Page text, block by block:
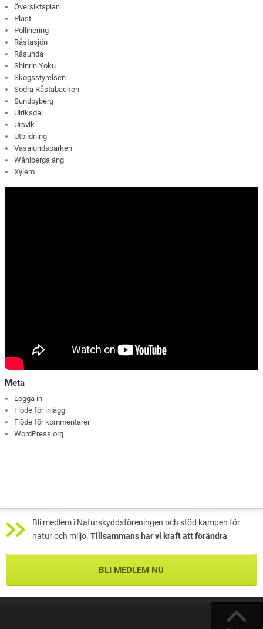
Översiktsplan
Plast
Pollinering
Råstasjön
Råsunda
Shinrin Yoku
Skogsstyrelsen
Södra Råstabäcken
Sundbyberg
Ulriksdal
Ursvik
Utbildning
Vasalundsparken
Wåhlberga äng
Xylem
Meta
Logga in
Flöde för inlägg
Flöde för kommentarer
WordPress.org
Bli medlem i Naturskyddsföreningen och stöd kampen för
natur och miljö. Tillsammans har vi kraft att förändra
BLI MEDLEM NU